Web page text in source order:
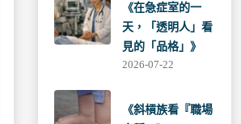
《在急症室的一
天，「透明人」看
見的「品格」》
2026-07-22
《斜槓族看『職場